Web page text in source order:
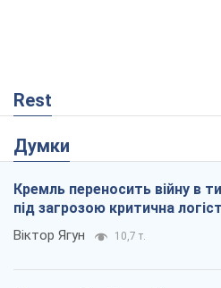
Rest
Думки
Кремль переносить війну в
під загрозою критична
Віктор Ягун 10,7 т.